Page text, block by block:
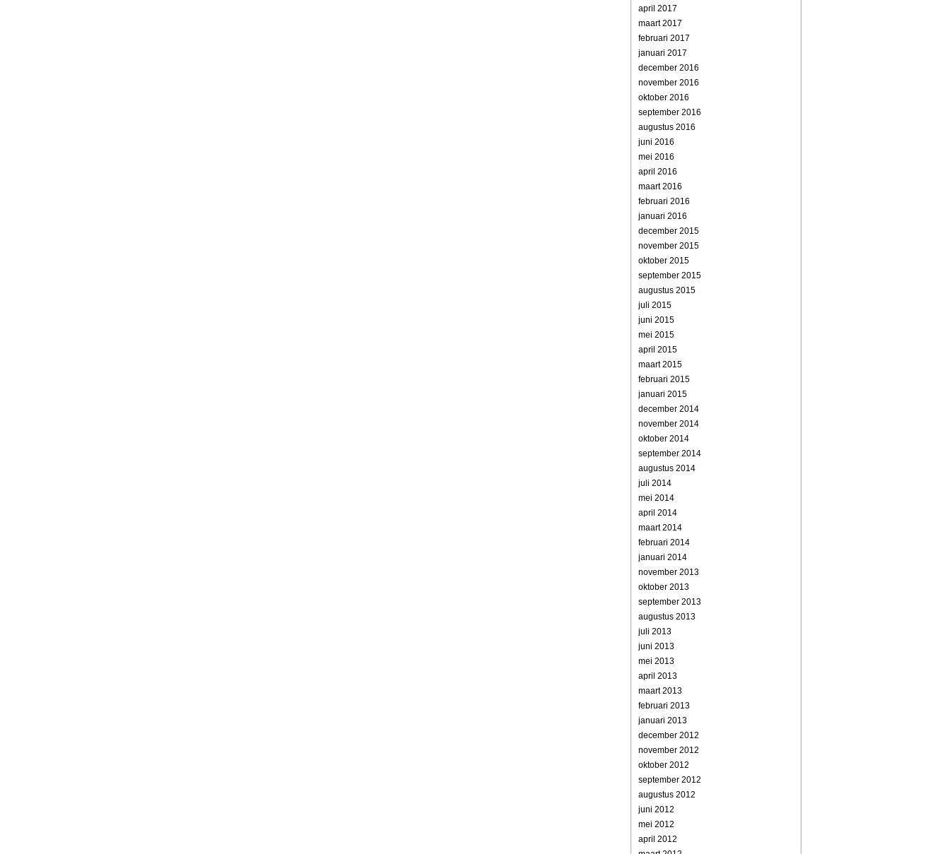
april 2017
maart 2017
februari 2017
januari 2017
december 2016
november 2016
oktober 2016
september 2016
augustus 2016
juni 2016
mei 2016
april 2016
maart 2016
februari 2016
januari 2016
december 2015
november 2015
oktober 2015
september 2015
augustus 2015
juli 2015
juni 2015
mei 2015
april 2015
maart 2015
februari 2015
januari 2015
december 2014
november 2014
oktober 2014
september 2014
augustus 2014
juli 2014
mei 2014
april 2014
maart 2014
februari 2014
januari 2014
november 2013
oktober 2013
september 2013
augustus 2013
juli 2013
juni 2013
mei 2013
april 2013
maart 2013
februari 2013
januari 2013
december 2012
november 2012
oktober 2012
september 2012
augustus 2012
juni 2012
mei 2012
april 2012